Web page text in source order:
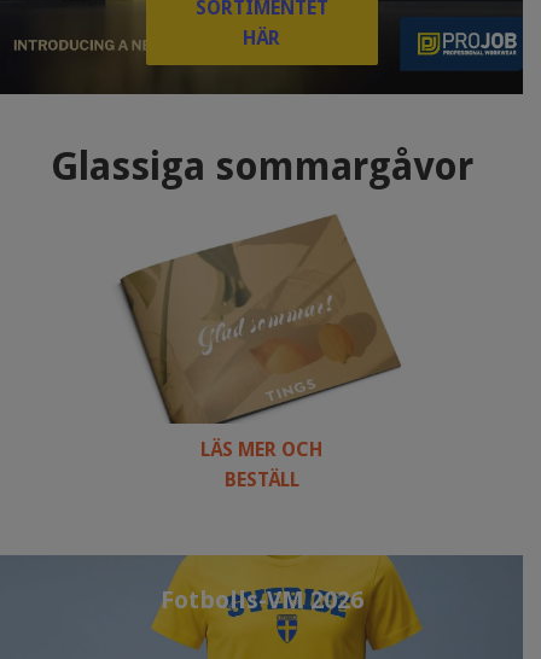
SORTIMENTET
HÄR
Glassiga sommargåvor
LÄS MER OCH
BESTÄLL
Fotbolls-VM 2026